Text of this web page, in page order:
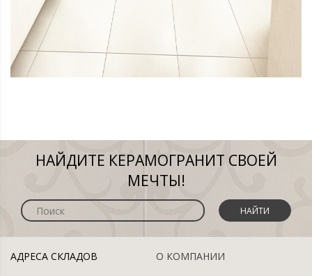
НАЙДИТЕ КЕРАМОГРАНИТ СВОЕЙ
МЕЧТЫ!
НАЙТИ
АДРЕСА СКЛАДОВ О КОМПАНИИ